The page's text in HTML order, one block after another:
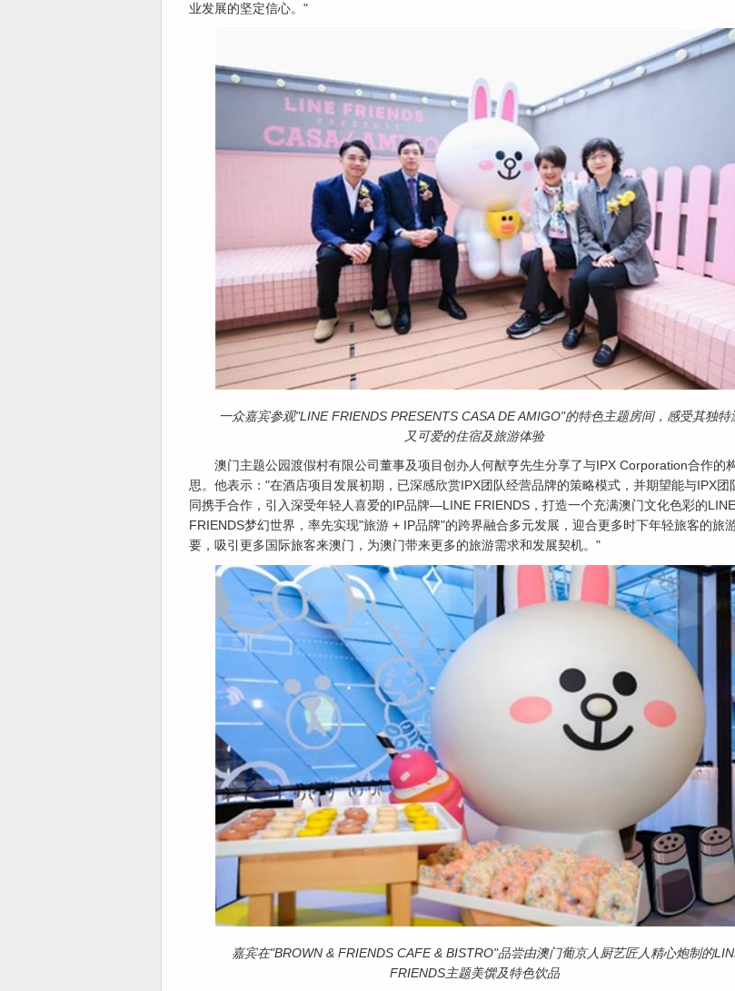
业发展的坚定信心。"
一众嘉宾参观"LINE FRIENDS PRESENTS CASA DE AMIGO"的特色主题房间，感受其独特
又可爱的住宿及旅游体验
澳门主题公园渡假村有限公司董事及项目创办人何猷亨先生分享了与IPX Corporation合作的
思。他表示："在酒店项目发展初期，已深感欣赏IPX团队经营品牌的策略模式，并期望能与IPX团
同携手合作，引入深受年轻人喜爱的IP品牌—LINE FRIENDS，打造一个充满澳门文化色彩的LINE
FRIENDS梦幻世界，率先实现"旅游 + IP品牌"的跨界融合多元发展，迎合更多时下年轻旅客的旅
要，吸引更多国际旅客来澳门，为澳门带来更多的旅游需求和发展契机。"
嘉宾在"BROWN & FRIENDS CAFE & BISTRO"品尝由澳门葡京人厨艺匠人精心炮制的
FRIENDS主题美馔及特色饮品